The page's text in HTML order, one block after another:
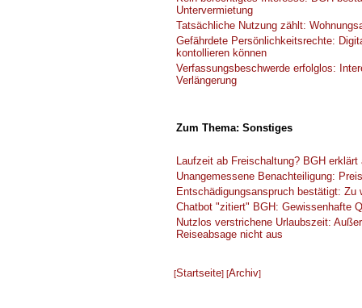
Untervermietung
Tatsächliche Nutzung zählt:
Gefährdete Persönlichkeitsrechte:
kontollieren können
Verfassungsbeschwerde erfolglos:
Verlängerung
Zum Thema: Sonstiges
Laufzeit ab Freischaltung? BGH
Unangemessene Benachteiligung:
Entschädigungsanspruch bestätigt:
Chatbot "zitiert" BGH: Gewissenhafte
Nutzlos verstrichene Urlaubszeit:
Reiseabsage nicht aus
[Startseite] [Archiv]